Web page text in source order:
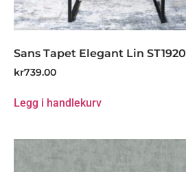
Sans Tapet Elegant Lin ST1920
kr739.00
Legg i handlekurv